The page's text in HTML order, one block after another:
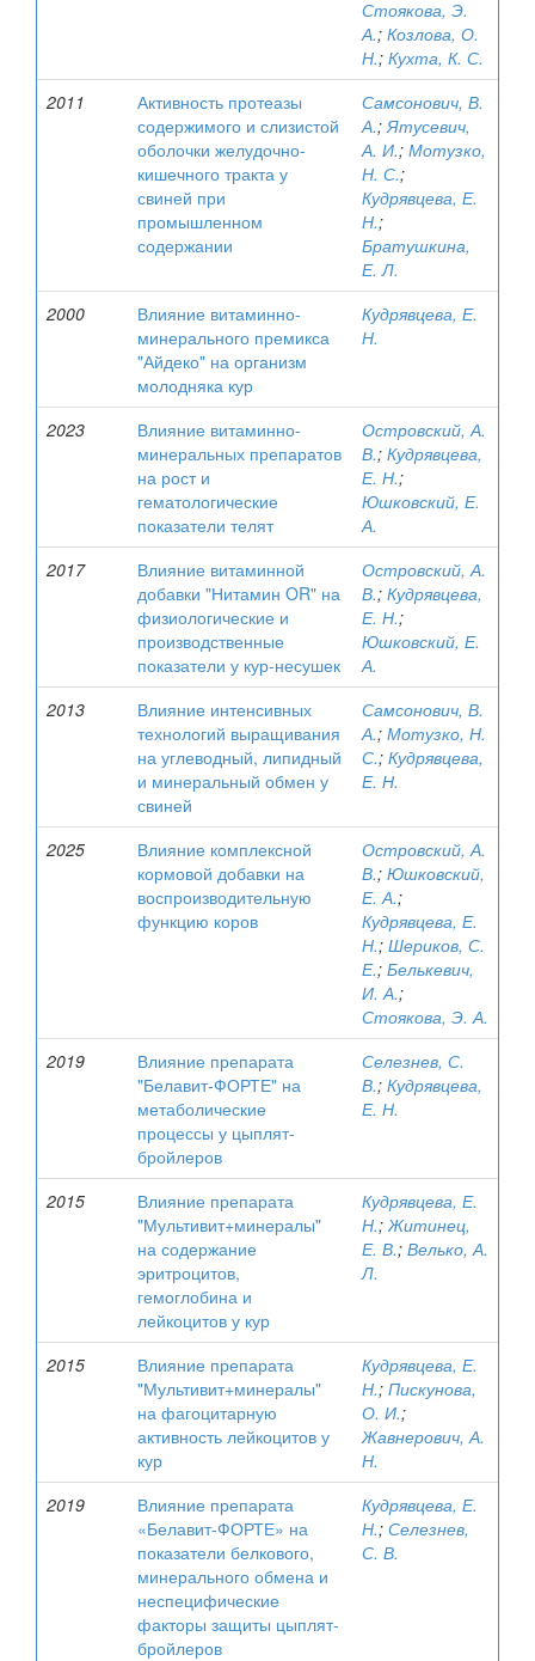
Стоякова, Э.
А.; Козлова, О.
Н.; Кухта, К. С.
2011
Активность протеазы
содержимого и слизистой
оболочки желудочно-
кишечного тракта у
свиней при
промышленном
содержании
Самсонович, В.
А.;Ятусевич,
А. И.; Мотузко,
Н. С.;
Кудрявцева, Е.
Н.;
Братушкина,
Е. Л.
2000
Влияние витаминно-
минерального премикса
"Айдеко" на организм
молодняка кур
Кудрявцева, Е.
Н.
2023
Влияние витаминно-
минеральных препаратов
на рост и
гематологические
показатели телят
Островский, А.
В.; Кудрявцева,
Е. Н.;
Юшковский, Е.
А.
2017
Влияние витаминной
добавки "Нитамин OR" на
физиологические и
производственные
показатели у кур-несушек
Островский, А.
В.; Кудрявцева,
Е. Н.;
Юшковский, Е.
А.
2013
Влияние интенсивных
технологий выращивания
на углеводный, липидный
и минеральный обмен у
свиней
Самсонович, В.
А.; Мотузко, Н.
С.; Кудрявцева,
Е. Н.
2025
Влияние комплексной
кормовой добавки на
воспроизводительную
функцию коров
Островский, А.
В.; Юшковский,
Е. А.;
Кудрявцева, Е.
Н.; Шериков, С.
Е.; Белькевич,
И. А.;
Стоякова, Э. А.
2019
Влияние препарата
"Белавит-ФОРТЕ" на
метаболические
процессы у цыплят-
бройлеров
Селезнев, С.
В.; Кудрявцева,
Е. Н.
2015
Влияние препарата
"Мультивит+минералы"
на содержание
эритроцитов,
гемоглобина и
лейкоцитов у кур
Кудрявцева, Е.
Н.;Житинец,
Е. В.; Велько, А.
Л.
2015
Влияние препарата
"Мультивит+минералы"
на фагоцитарную
активность лейкоцитов у
кур
Кудрявцева, Е.
Н.; Пискунова,
О. И.;
Жавнерович, А.
Н.
2019
Влияние препарата
«Белавит-ФОРТЕ» на
показатели белкового,
минерального обмена и
неспецифические
факторы защиты цыплят-
бройлеров
Кудрявцева, Е.
Н.; Селезнев,
С. В.